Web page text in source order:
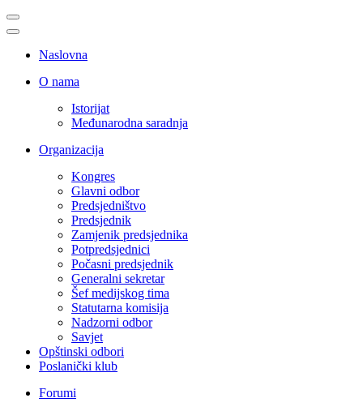
Navigation
Menu
Navigation
Naslovna
O nama
Istorijat
Međunarodna saradnja
Organizacija
Kongres
Glavni odbor
Predsjedništvo
Predsjednik
Zamjenik predsjednika
Potpredsjednici
Počasni predsjednik
Generalni sekretar
Šef medijskog tima
Statutarna komisija
Nadzorni odbor
Savjet
Opštinski odbori
Poslanički klub
Forumi